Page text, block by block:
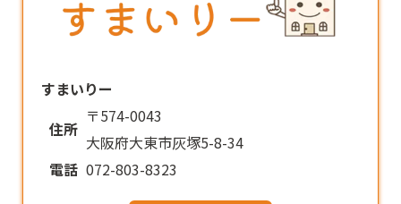
すまいりー
住所
〒574-0043
大阪府大東市灰塚5-8-34
電話 072-803-8323